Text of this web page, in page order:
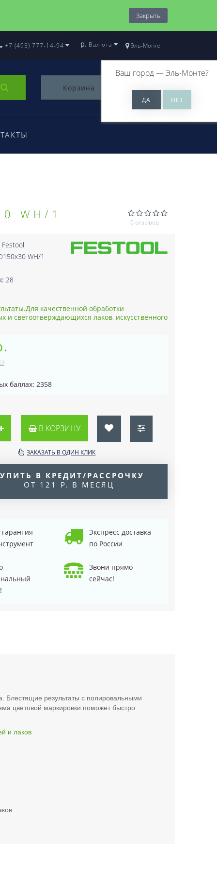
Закрыть
Эль-Монте
Ваш город —Эль-Монте?
+7 (495) 777-14-94 р. Валюта
Корзина 0
WH/1
0 отзывов
Festool
WH/1
28
качественной обработки
и светоотверждающихся лаков, искусственного
баллах: 2358
В КОРЗИНУ
ЗАКАЗАТЬ В ОДИН КЛИК
В КРЕДИТ/РАССРОЧКУ
ОТ 121 Р. В МЕСЯЦ
гарантия
Экспресс доставка
по России
Звони прямо
сейчас!
Блестящие результаты с полировальными
цветовой маркировки поможет быстро
и лаков